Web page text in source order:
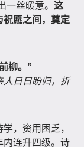
一丝暖意。 这
祝愿之间，奠定
柳。”
人日日盼归，折
，资用困乏，
内连升四级。诗